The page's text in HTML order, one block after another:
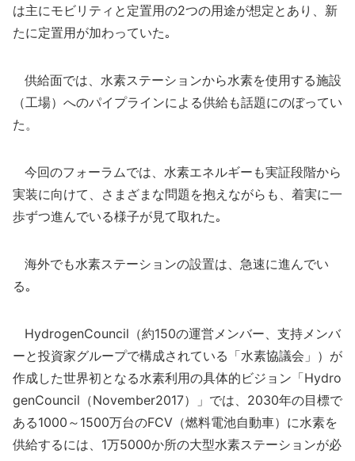
は主にモビリティと定置用の2つの用途が想定とあり、新
たに定置用が加わっていた｡
供給面では、水素ステーションから水素を使用する施設
（工場）へのパイプラインによる供給も話題にのぼってい
た。
今回のフォーラムでは、水素エネルギーも実証段階から
実装に向けて、さまざまな問題を抱えながらも、着実に一
歩ずつ進んでいる様子が見て取れた｡
海外でも水素ステーションの設置は、急速に進んでい
る｡
HydrogenCouncil（約150の運営メンバー、支持メンバ
ーと投資家グループで構成されている「水素協議会」）が
作成した世界初となる水素利用の具体的ビジョン「Hydro
genCouncil（November2017）」では、2030年の目標で
ある1000～1500万台のFCV（燃料電池自動車）に水素を
供給するには、1万5000か所の大型水素ステーションが必